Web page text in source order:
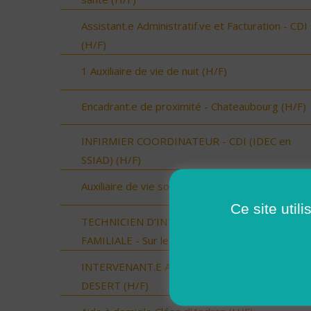
Assistant.e Administratif.ve et Facturation - CDI
(H/F)
1 Auxiliaire de vie de nuit (H/F)
Encadrant.e de proximité - Chateaubourg (H/F)
INFIRMIER COORDINATEUR - CDI (IDEC en
SSIAD) (H/F)
Auxiliaire de vie sociale Cléon d'Andran (H/F)
TECHNICIEN D’INTERVENTION SOCIALE ET
FAMILIALE - Sur le Sud du Loir et Cher (H/F)
INTERVENANT.E A DOMICILE - LOUVIGNE DU
DESERT (H/F)
Ce site